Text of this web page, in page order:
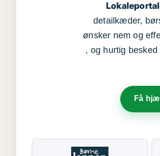
detailkæder,
ønsker nem og
, og hurtig
Få